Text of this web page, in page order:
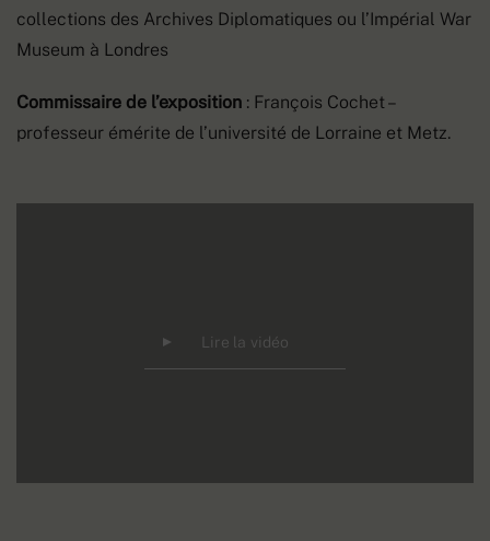
collections des Archives Diplomatiques ou l’Impérial War
Museum à Londres
Commissaire de l’exposition : François Cochet –
professeur émérite de l’université de Lorraine et Metz.
Lire la vidéo